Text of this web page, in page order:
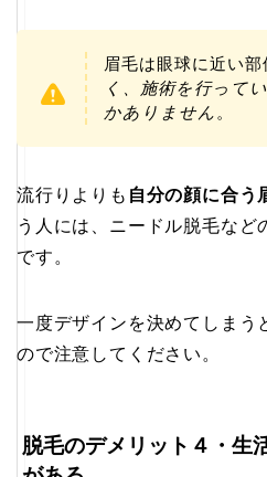
眉毛は眼球に近い
く、施術を行って
かありません。
流行りよりも 自分の顔に合う
う人には、ニードル脱毛など
です。
一度デザインを決めてしまう
ので注意してください。
脱毛のデメリット４・生